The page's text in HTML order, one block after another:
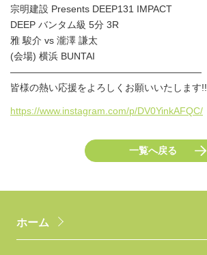
宗明建設 Presents DEEP131 IMPACT
DEEP バンタム級 5分 3R
雅 駿介 vs 瀧澤 謙太
(会場) 横浜 BUNTAI
――――――――――――――――――――
皆様の熱い応援をよろしくお願いいたします!!
https://www.instagram.com/p/DV0YinkAFQC/
一覧へ戻る
ホーム